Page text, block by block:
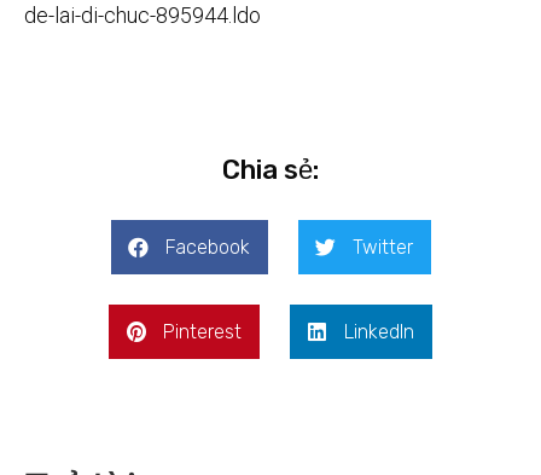
de-lai-di-chuc-895944.ldo
Chia sẻ:
Facebook Twitter
Pinterest LinkedIn